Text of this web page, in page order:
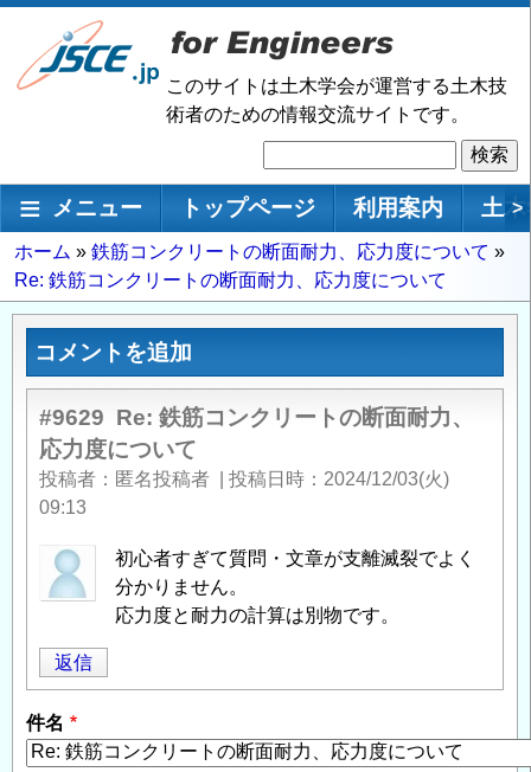
メ
ン
移
動
このサイトは土木学会が運営する土木技
術者のための情報交流サイトです。
索
メインナビゲーション
メニュー トップページ 利用案内 土 >
パ
ン
く
ホーム
鉄筋コンクリートの断面耐力、応力度について
Re: 鉄筋コンクリートの断面耐力、応力度について
コメントを追加
#9629 Re: 鉄筋コンクリートの断面耐力、
応力度について
投稿者 匿名投稿者 投稿日時
2024/12/03(火)
09:13
初心者すぎて質問・文章が支離滅裂でよく
分かりません。
応力度と耐力の計算は別物です。
返信
件名